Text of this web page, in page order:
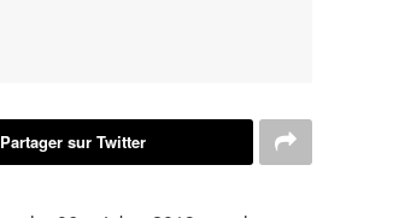
Partager sur Twitter